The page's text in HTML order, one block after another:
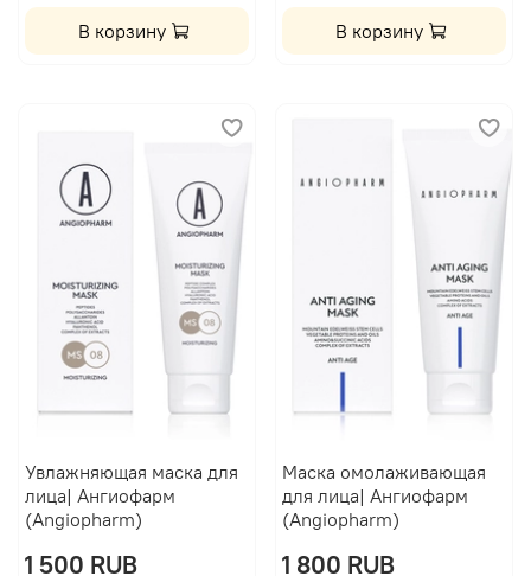
В корзину В корзину
Увлажняющая маска для
лица| Ангиофарм
(Angiopharm)
1 500 RUB
Маска омолаживающая
для лица| Ангиофарм
(Angiopharm)
1 800 RUB